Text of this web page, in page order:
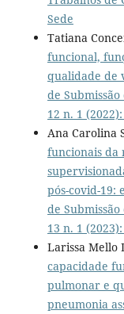
Sede
Tatiana
funcional,
qualidade de
de
12 n. 1
Ana Carolina
funcionais
pós-covid-19:
de
13 n. 1
Larissa Mello
capacidade
pulmonar e
pneumonia